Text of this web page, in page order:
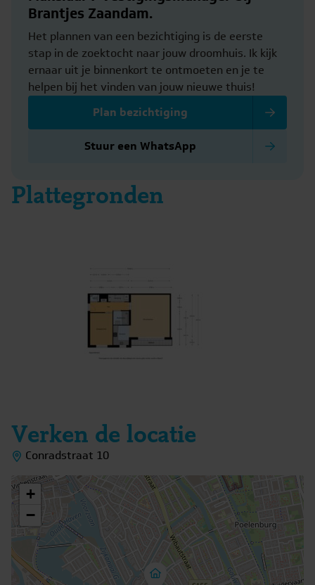
Bijzonderheden:
– Licht en uitstekend onderhouden 2-kamerappartement
– Gelegen op de tweede verdieping
– Lift aanwezig
– Balkon van ruim 5 meter breed op het zonnige westen
– Vrij uitzicht over de wijk en de Zaan
– Glasvezel internet aanwezig
– Voldoende parkeergelegenheid in de directe omgeving,
vrij parkeren
Zaandam of directe omgeving
– Oplevering in overleg.
Interesse in dit huis? Schakel direct je eigen NVM-
aankoopmakelaar in. Jouw NVM-aankoopmakelaar komt
Brantjes Zaandam.
Het plannen van een bezichtiging is de eerste
stap in de zoektocht naar jouw droomhuis. Ik kijk
ernaar uit je binnenkort te ontmoeten en je te
helpen bij het vinden van jouw nieuwe thuis!
Plan bezichtiging
Stuur een WhatsApp
Plattegronden
Verken de locatie
Conradstraat 10
+
−